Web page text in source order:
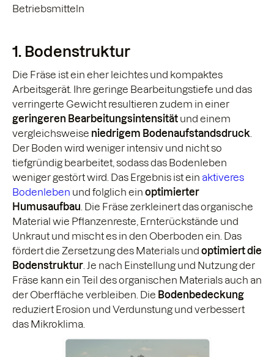
Betriebsmitteln
1. Bodenstruktur
Die Fräse ist ein eher leichtes und kompaktes
Arbeitsgerät. Ihre geringe Bearbeitungstiefe und das
verringerte Gewicht resultieren zudem in einer
geringeren Bearbeitungsintensität und einem
vergleichsweise niedrigem Bodenaufstandsdruck
Der Boden wird weniger intensiv und nicht so
tiefgründig bearbeitet, sodass das Bodenleben
weniger gestört wird. Das Ergebnis ist ein aktiveres
Bodenleben und folglich ein optimierter
Humusaufbau . Die Fräse zerkleinert das organische
Material wie Pflanzenreste, Ernterückstände und
Unkraut und mischt es in den Oberboden ein. Das
fördert die Zersetzung des Materials und optimiert die
Bodenstruktur . Je nach Einstellung und Nutzung der
Fräse kann ein Teil des organischen Materials auch an
der Oberfläche verbleiben. Die Bodenbedeckung
reduziert Erosion und Verdunstung und verbessert
das Mikroklima.